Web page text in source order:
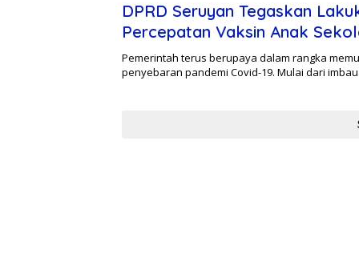
DPRD Seruyan Tegaskan
Percepatan Vaksin Anak
Pemerintah terus berupaya dalam rangka
penyebaran pandemi Covid-19. Mulai dari